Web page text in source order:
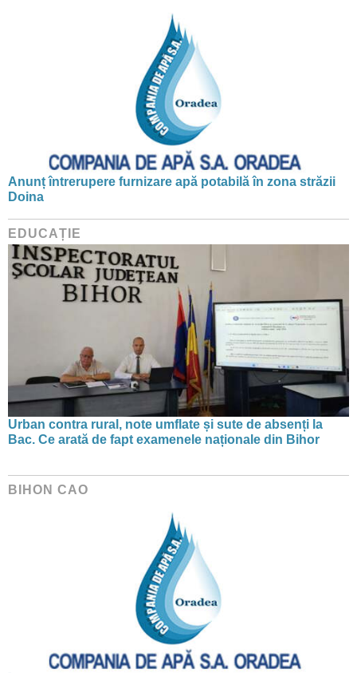
Anunț întrerupere furnizare apă potabilă în zona străzii
Doina
EDUCAȚIE
Urban contra rural, note umflate și sute de absenți la
Bac. Ce arată de fapt examenele naționale din Bihor
BIHON CAO